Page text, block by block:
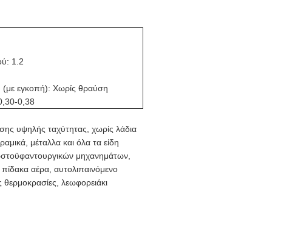
1.2
εγκοπή): Χωρίς θραύση
0,38
υψηλής ταχύτητας, χωρίς λάδια
μέταλλα και όλα τα είδη
μηχανημάτων,
αέρα, αυτολιπαινόμενο
θερμοκρασίες, λεωφορειάκι